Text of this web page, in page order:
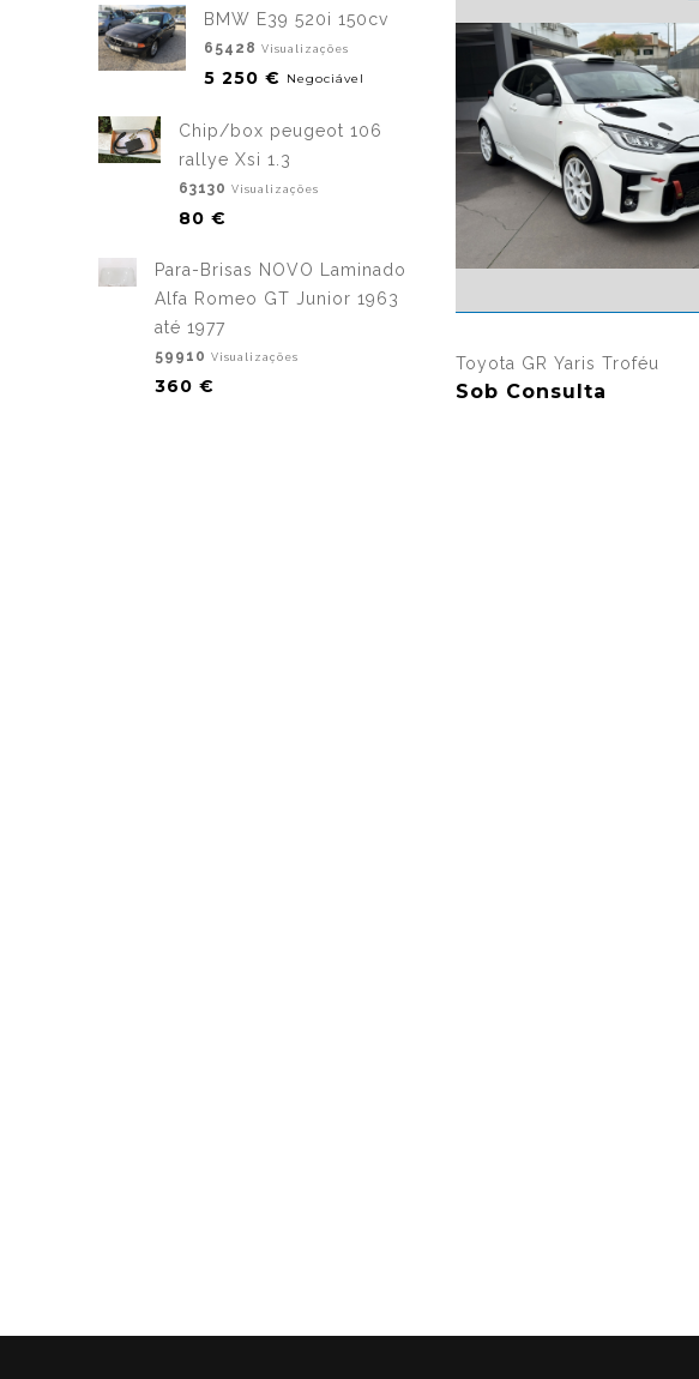
BMW E39 520i 150cv
65428 Visualizações
5 250 € Negociável
Chip/box peugeot 106
rallye Xsi 1.3
63130 Visualizações
80 €
Para-Brisas NOVO Laminado
Alfa Romeo GT Junior 1963
até 1977
59910 Visualizações
360 €
Toyota GR Yaris Troféu
Sob Consulta